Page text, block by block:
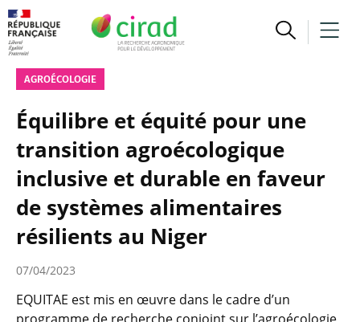
AGROÉCOLOGIE
Équilibre et équité pour une
transition agroécologique
inclusive et durable en faveur
de systèmes alimentaires
résilients au Niger
07/04/2023
EQUITAE est mis en œuvre dans le cadre d’un